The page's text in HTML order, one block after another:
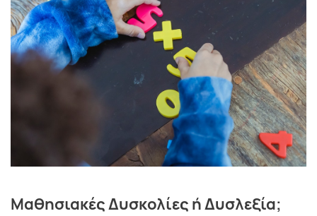
Μαθησιακές Δυσκολίες ή Δυσλεξία;